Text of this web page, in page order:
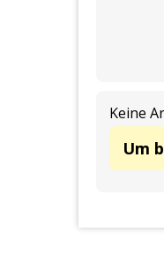
Keine
Um